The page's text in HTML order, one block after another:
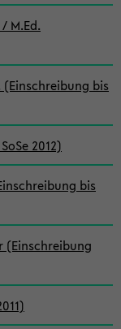
M.Ed.
bis
2012)
bis
(Einschreibung